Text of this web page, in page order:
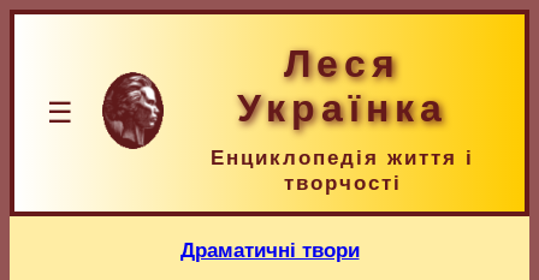
☰
Леся
Українка
Енциклопедія життя і
творчості
Драматичні твори